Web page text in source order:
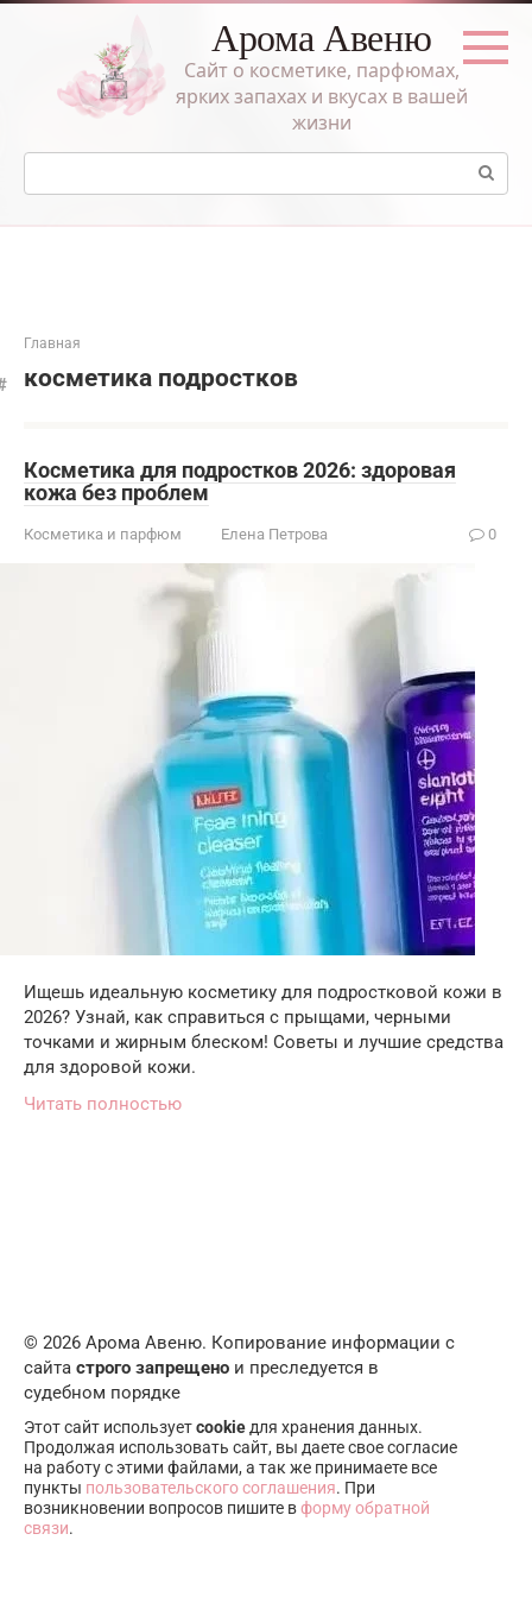
Перейти
Арома Авеню
Сайт о косметике, парфюмах,
ярких запахах и вкусах в вашей
жизни
Поиск:
Главная
косметика подростков
Косметика для подростков 2026: здоровая
кожа без проблем
Косметика и парфюм Елена Петрова 0
Ищешь идеальную косметику для подростковой кожи в
2026? Узнай, как справиться с прыщами, черными
точками и жирным блеском! Советы и лучшие средства
для здоровой кожи.
Читать полностью
© 2026 Арома Авеню. Копирование информации с
сайта строго запрещено и преследуется в
судебном порядке
Этот сайт используетcookie для хранения данных.
Продолжая использовать сайт, вы даете свое согласие
на работу с этими файлами, а так же принимаете все
пункты пользовательского соглашения. При
возникновении вопросов пишите вформу обратной
связи.